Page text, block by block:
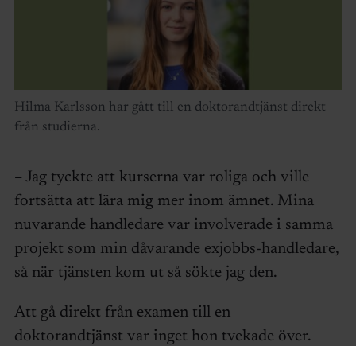
Hilma Karlsson har gått till en doktorandtjänst direkt
från studierna.
– Jag tyckte att kurserna var roliga och ville
fortsätta att lära mig mer inom ämnet. Mina
nuvarande handledare var involverade i samma
projekt som min dåvarande exjobbs-handledare,
så när tjänsten kom ut så sökte jag den.
Att gå direkt från examen till en
doktorandtjänst var inget hon tvekade över.